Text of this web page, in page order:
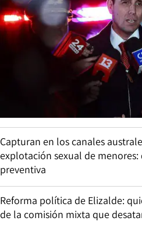
Capturan en los canales
explotación sexual de
preventiva
Reforma política de Elizalde:
de la comisión mixta que